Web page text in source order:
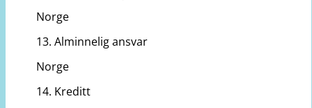
Norge
13. Alminnelig ansvar
Norge
14. Kreditt